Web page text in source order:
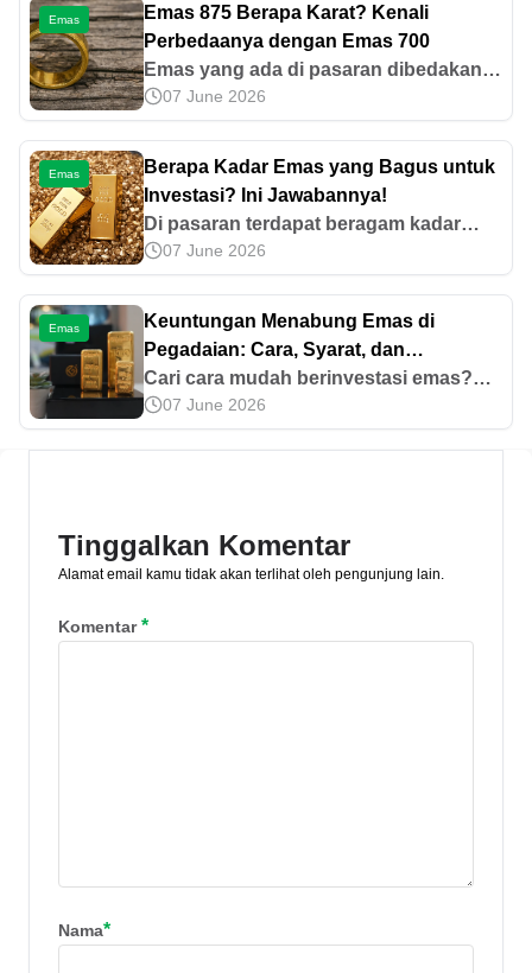
Emas
Emas 875 Berapa Karat? Kenali
Perbedaanya dengan Emas 700
Emas yang ada di pasaran dibedakan
berdasarkan kode-kode yang tertera di
permukaannya. Lalu, emas 875 berapa
karat? Mari simak informasinya di sini.
07 June 2026
Emas
Berapa Kadar Emas yang Bagus untuk
Investasi? Ini Jawabannya!
Di pasaran terdapat beragam kadar
karat emas, tetapi mana kadar emas
yang bagus untuk investasi? Temukan
perbedaan serta tips memilihnya di sini!
07 June 2026
Emas
Keuntungan Menabung Emas di
Pegadaian: Cara, Syarat, dan
Keunggulannya
Cari cara mudah berinvestasi emas?
Simak keuntungan menabung emas di
Pegadaian, syarat, hingga langkah
07 June 2026
Tinggalkan Komentar
Alamat email kamu tidak akan terlihat oleh pengunjung lain.
Komentar*
Nama*